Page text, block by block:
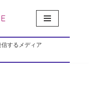
するメディア